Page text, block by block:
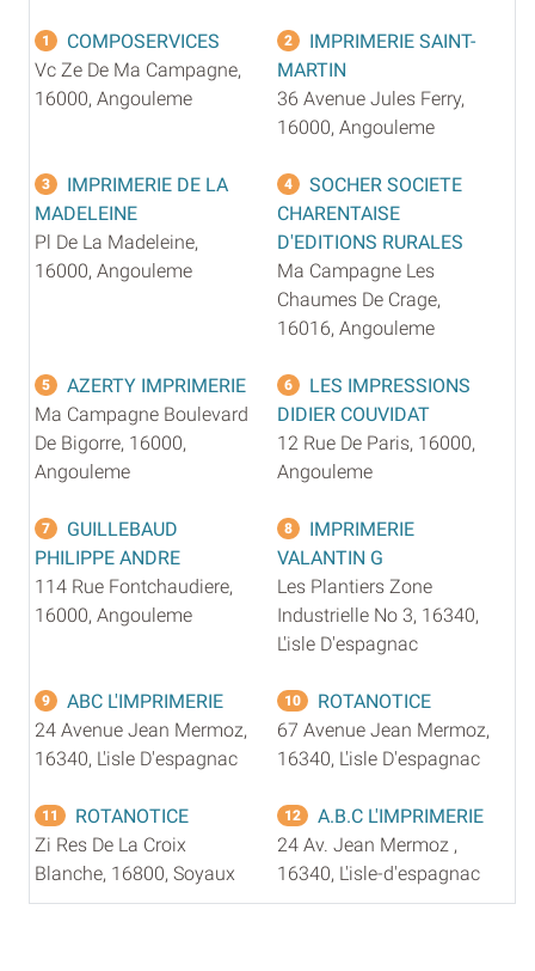
1
COMPOSERVICES
Vc Ze De Ma Campagne,
16000, Angouleme
2
IMPRIMERIE SAINT-
MARTIN
36 Avenue Jules Ferry,
16000, Angouleme
3
IMPRIMERIE DE LA
MADELEINE
Pl De La Madeleine,
16000, Angouleme
4
SOCHER SOCIETE
CHARENTAISE
D'EDITIONS RURALES
Ma Campagne Les
Chaumes De Crage,
16016, Angouleme
5
AZERTY IMPRIMERIE
Ma Campagne Boulevard
De Bigorre, 16000,
Angouleme
6
LES IMPRESSIONS
DIDIER COUVIDAT
12 Rue De Paris, 16000,
Angouleme
7
GUILLEBAUD
PHILIPPE ANDRE
114 Rue Fontchaudiere,
16000, Angouleme
8
IMPRIMERIE
VALANTIN G
Les Plantiers Zone
Industrielle No 3, 16340,
L'isle D'espagnac
9
ABC L'IMPRIMERIE
24 Avenue Jean Mermoz,
16340, L'isle D'espagnac
10
ROTANOTICE
67 Avenue Jean Mermoz,
16340, L'isle D'espagnac
11
ROTANOTICE
Zi Res De La Croix
Blanche, 16800, Soyaux
12
A.B.C L'IMPRIMERIE
24 Av. Jean Mermoz ,
16340, L'isle-d'espagnac